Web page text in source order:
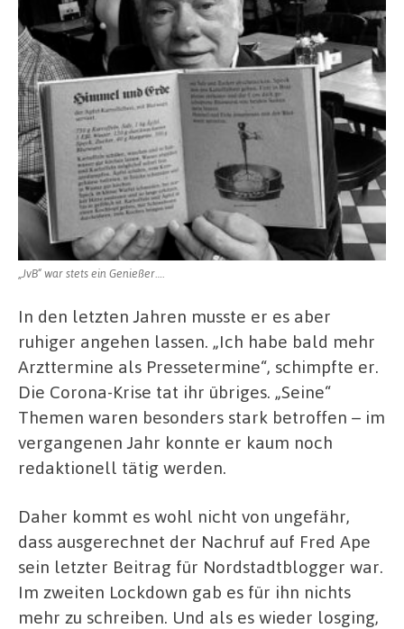
„JvB“ war stets ein Genießer….
In den letzten Jahren musste er es aber
ruhiger angehen lassen. „Ich habe bald mehr
Arzttermine als Pressetermine“, schimpfte er.
Die Corona-Krise tat ihr übriges. „Seine“
Themen waren besonders stark betroffen – im
vergangenen Jahr konnte er kaum noch
redaktionell tätig werden.
Daher kommt es wohl nicht von ungefähr,
dass ausgerechnet der Nachruf auf Fred Ape
sein letzter Beitrag für Nordstadtblogger war.
Im zweiten Lockdown gab es für ihn nichts
mehr zu schreiben. Und als es wieder losging,